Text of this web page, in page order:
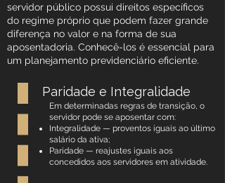
servidor público possui direitos específicos
do regime próprio que podem fazer grande
diferença no valor e na forma de sua
aposentadoria. Conhecê-los é essencial para
um planejamento previdenciário eficiente.
Paridade e Integralidade
Em determinadas regras de transição, o
servidor pode se aposentar com:
Integralidade — proventos iguais ao último
salário da ativa;
Paridade — reajustes iguais aos
concedidos aos servidores em atividade.